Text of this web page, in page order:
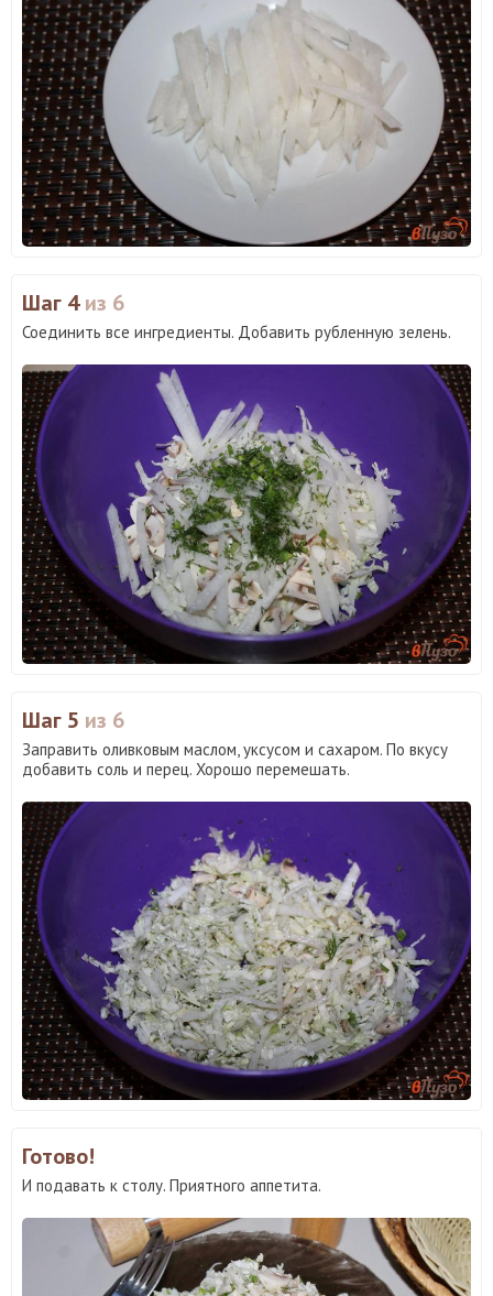
Шаг 4из 6
Соединить все ингредиенты. Добавить рубленную зелень.
Шаг 5 из 6
Заправить оливковым маслом, уксусом и сахаром. По вкусу
добавить соль и перец. Хорошо перемешать.
Готово!
И подавать к столу. Приятного аппетита.